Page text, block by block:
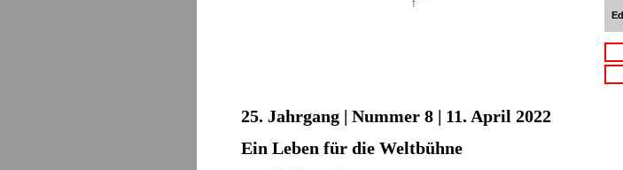
25. Jahrgang | Nummer 8 | 11. April 2022
Ein Leben für die Weltbühne